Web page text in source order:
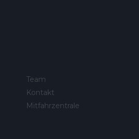
Team
Kontakt
Mitfahrzentrale